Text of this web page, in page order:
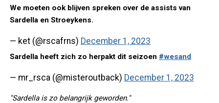
We moeten ook blijven spreken over de assists van
Sardella en Stroeykens.
— ket (@rscafrns) December 1, 2023
Sardella heeft zich zo herpakt dit seizoen #wesand
— mr_rsca (@misteroutback) December 1, 2023
"Sardella is zo belangrijk geworden."